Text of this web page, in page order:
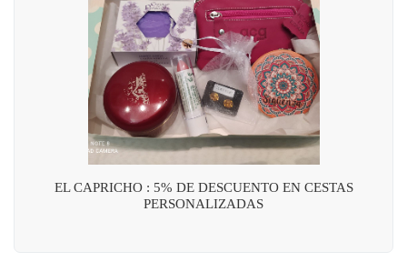
EL CAPRICHO : 5% DE DESCUENTO EN CESTAS
PERSONALIZADAS